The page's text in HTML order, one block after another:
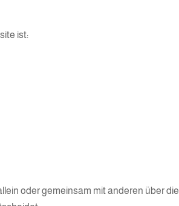
ist:
oder gemeinsam mit anderen über